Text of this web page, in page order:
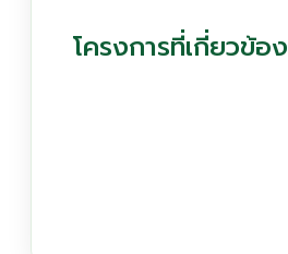
โครงการที่เกี่ยวข้อง